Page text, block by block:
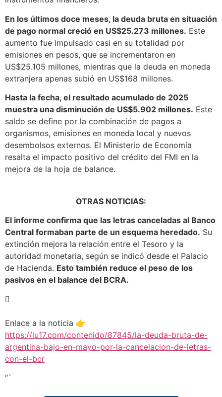
En los últimos doce meses, la deuda bruta en situación
de pago normal creció en US$25.273 millones. Este
aumento fue impulsado casi en su totalidad por
emisiones en pesos, que se incrementaron en
US$25.105 millones, mientras que la deuda en moneda
extranjera apenas subió en US$168 millones.
Hasta la fecha, el resultado acumulado de 2025
muestra una disminución de US$5.902 millones. Este
saldo se define por la combinación de pagos a
organismos, emisiones en moneda local y nuevos
desembolsos externos. El Ministerio de Economía
resalta el impacto positivo del crédito del FMI en la
mejora de la hoja de balance.
OTRAS NOTICIAS:
El informe confirma que las letras canceladas al Banco
Central formaban parte de un esquema heredado. Su
extinción mejora la relación entre el Tesoro y la
autoridad monetaria, según se indicó desde el Palacio
de Hacienda. Esto también reduce el peso de los
pasivos en el balance del BCRA.
Enlace a la noticia 👉
https://lu17.com/contenido/87845/la-deuda-bruta-de-
argentina-bajo-en-mayo-por-la-cancelacion-de-letras-
con-el-bcr
“`